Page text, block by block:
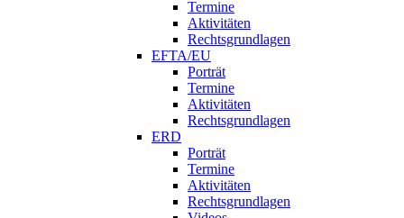
Termine
Aktivitäten
Rechtsgrundlagen
EFTA/EU
Porträt
Termine
Aktivitäten
Rechtsgrundlagen
ERD
Porträt
Termine
Aktivitäten
Rechtsgrundlagen